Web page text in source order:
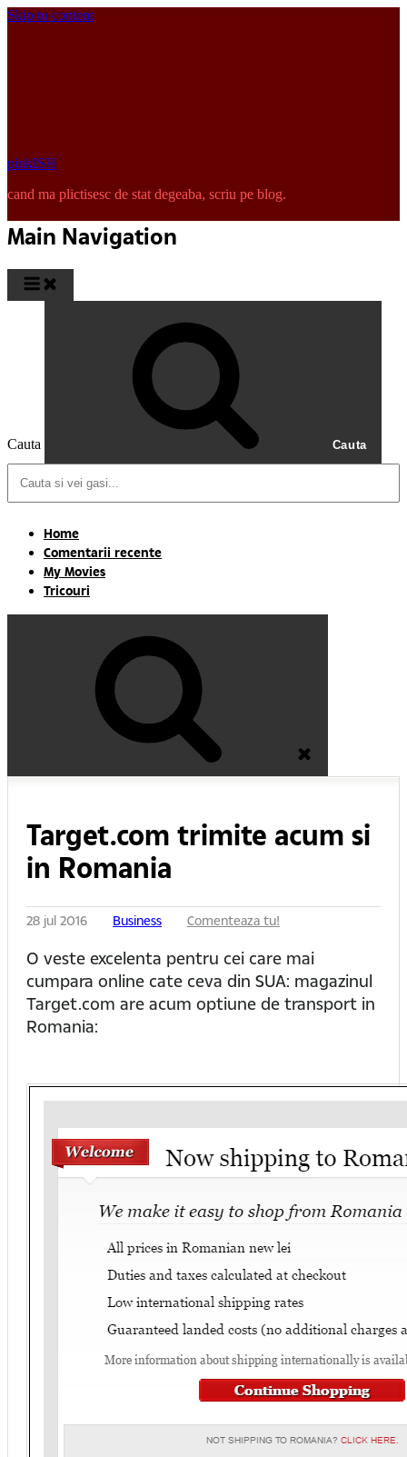
Skip to content
pinkISH
cand ma plictisesc de stat degeaba, scriu pe blog.
Main Navigation
Cauta Cauta
Home
Comentarii recente
My Movies
Tricouri
Target.com trimite acum si
in Romania
28 jul 2016 Business Comenteaza tu!
O veste excelenta pentru cei care mai
cumpara online cate ceva din SUA: magazinul
Target.com are acum optiune de transport in
Romania: